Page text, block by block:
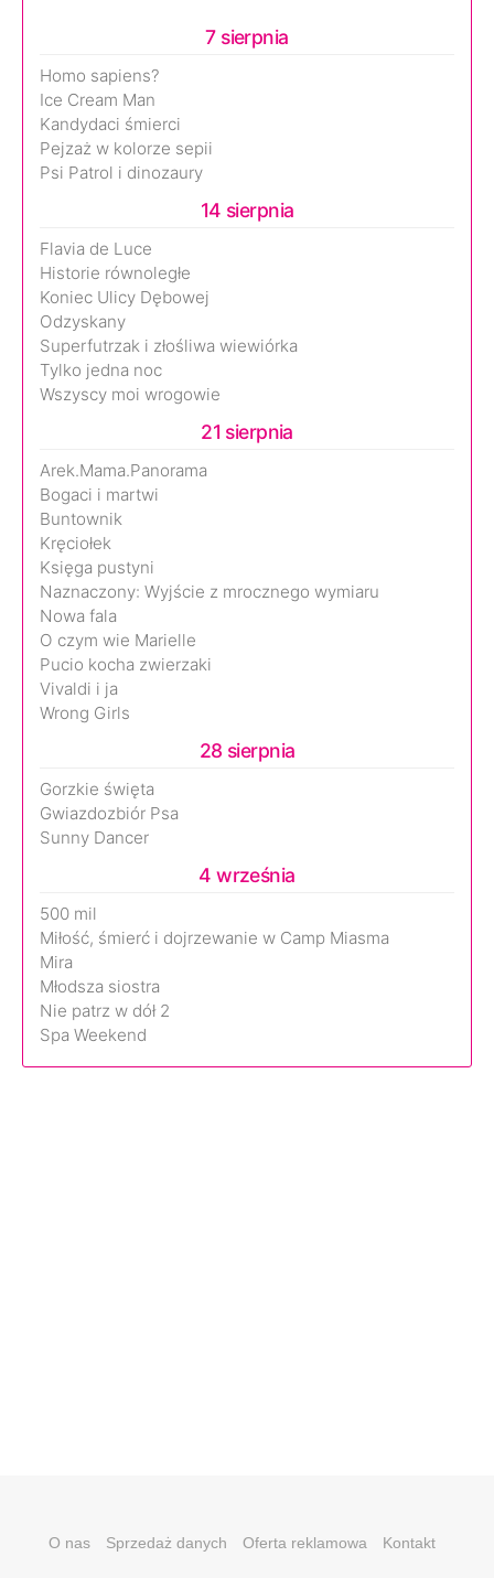
7 sierpnia
Homo sapiens?
Ice Cream Man
Kandydaci śmierci
Pejzaż w kolorze sepii
Psi Patrol i dinozaury
14 sierpnia
Flavia de Luce
Historie równoległe
Koniec Ulicy Dębowej
Odzyskany
Superfutrzak i złośliwa wiewiórka
Tylko jedna noc
Wszyscy moi wrogowie
21 sierpnia
Arek.Mama.Panorama
Bogaci i martwi
Buntownik
Kręciołek
Księga pustyni
Naznaczony: Wyjście z mrocznego wymiaru
Nowa fala
O czym wie Marielle
Pucio kocha zwierzaki
Vivaldi i ja
Wrong Girls
28 sierpnia
Gorzkie święta
Gwiazdozbiór Psa
Sunny Dancer
4 września
500 mil
Miłość, śmierć i dojrzewanie w Camp Miasma
Mira
Młodsza siostra
Nie patrz w dół 2
Spa Weekend
O nas Sprzedaż danych Oferta reklamowa Kontakt